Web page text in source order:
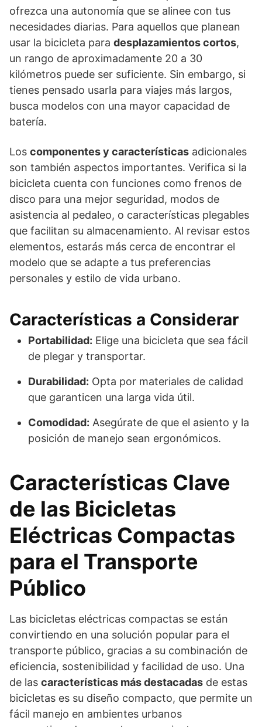
ofrezca una autonomía que se alinee con tus
necesidades diarias. Para aquellos que planean
usar la bicicleta para desplazamientos cortos,
un rango de aproximadamente 20 a 30
kilómetros puede ser suficiente. Sin embargo, si
tienes pensado usarla para viajes más largos,
busca modelos con una mayor capacidad de
batería.
Los componentes y características adicionales
son también aspectos importantes. Verifica si la
bicicleta cuenta con funciones como frenos de
disco para una mejor seguridad, modos de
asistencia al pedaleo, o características plegables
que facilitan su almacenamiento. Al revisar estos
elementos, estarás más cerca de encontrar el
modelo que se adapte a tus preferencias
personales y estilo de vida urbano.
Características a Considerar
Portabilidad: Elige una bicicleta que sea fácil
de plegar y transportar.
Durabilidad: Opta por materiales de calidad
que garanticen una larga vida útil.
Comodidad: Asegúrate de que el asiento y la
posición de manejo sean ergonómicos.
Características Clave
de las Bicicletas
Eléctricas Compactas
para el Transporte
Público
Las bicicletas eléctricas compactas se están
convirtiendo en una solución popular para el
transporte público, gracias a su combinación de
eficiencia, sostenibilidad y facilidad de uso. Una
de las características más destacadas de estas
bicicletas es su diseño compacto, que permite un
fácil manejo en ambientes urbanos